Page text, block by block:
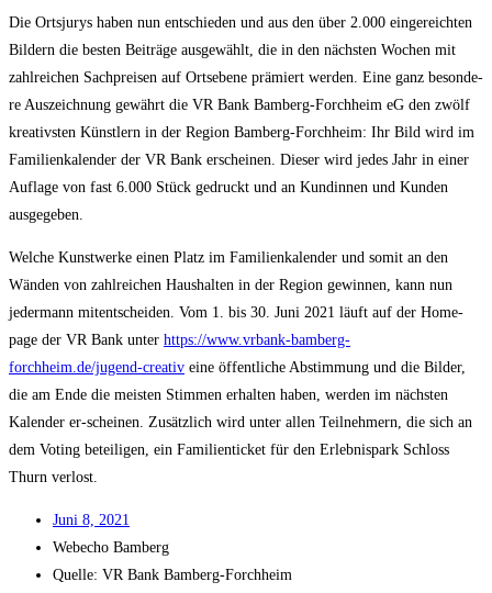
Die Orts­ju­rys haben nun ent­schie­den und aus den über 2.000 ein­ge­reich­ten
Bil­dern die bes­ten Bei­trä­ge aus­ge­wählt, die in den nächs­ten Wochen mit
zahl­rei­chen Sach­prei­sen auf Orts­ebe­ne prä­miert wer­den. Eine ganz beson­de­
re Aus­zeich­nung gewährt die VR Bank Bam­berg-Forch­heim eG den zwölf
krea­tivs­ten Künst­lern in der Regi­on Bam­berg-Forch­heim: Ihr Bild wird im
Fami­li­en­ka­len­der der VR Bank erschei­nen. Die­ser wird jedes Jahr in einer
Auf­la­ge von fast 6.000 Stück gedruckt und an Kun­din­nen und Kun­den
ausgegeben.
Wel­che Kunst­wer­ke einen Platz im Fami­li­en­ka­len­der und somit an den
Wän­den von zahl­rei­chen Haus­hal­ten in der Regi­on gewin­nen, kann nun
jeder­mann mit­ent­schei­den. Vom 1. bis 30. Juni 2021 läuft auf der Home­
page der VR Bank unter https://www.vrbank-bamberg-
forchheim.de/jugend-creativ eine öffent­li­che Abstim­mung und die Bil­der,
die am Ende die meis­ten Stim­men erhal­ten haben, wer­den im nächs­ten
Kalen­der er-schei­nen. Zusätz­lich wird unter allen Teil­neh­mern, die sich an
dem Voting betei­li­gen, ein Fami­li­en­ti­cket für den Erleb­nis­park Schloss
Thurn verlost.
Juni 8, 2021
Web­echo Bamberg
Quel­le: VR Bank Bamberg-Forchheim